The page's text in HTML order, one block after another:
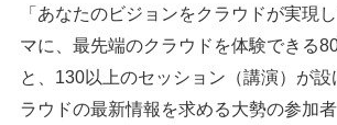
「あなたのビジョンをクラウドが実現
マに、最先端のクラウドを体験できる
と、130以上のセッション（講演）が設
ラウドの最新情報を求める大勢の参加